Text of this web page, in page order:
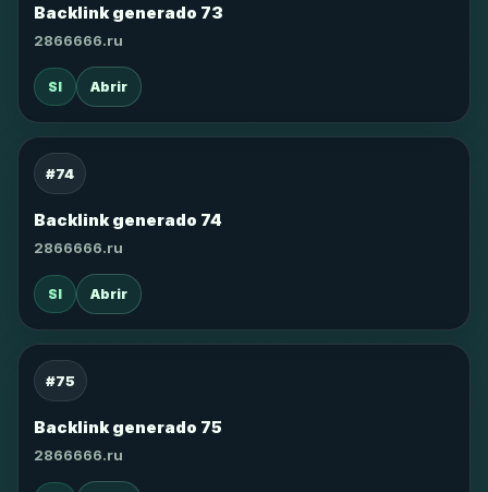
Backlink generado 73
2866666.ru
SI Abrir
#74
Backlink generado 74
2866666.ru
SI Abrir
#75
Backlink generado 75
2866666.ru